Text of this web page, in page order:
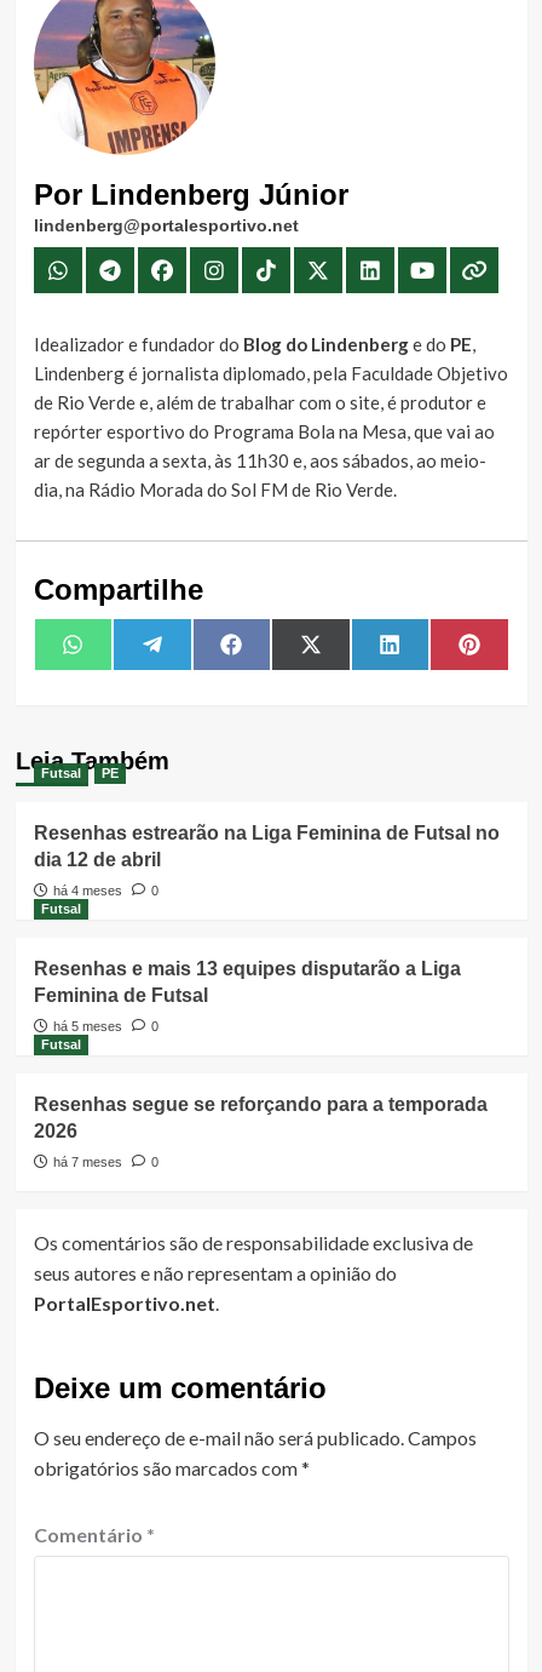
Por Lindenberg Júnior
lindenberg@portalesportivo.net
Idealizador e fundador do Blog do Lindenberge do PE,
Lindenberg é jornalista diplomado, pela Faculdade Objetivo
de Rio Verde e, além de trabalhar com o site, é produtor e
repórter esportivo do Programa Bola na Mesa, que vai ao
ar de segunda a sexta, às 11h30 e, aos sábados, ao meio-
dia, na Rádio Morada do Sol FM de Rio Verde.
Compartilhe
Share
on
WhatsAppShare
on
TelegramShare
on
FacebookShare
on
X
(Twitter)
Share
on
LinkedIn Share
on
Leia Também
Futsal PE
Resenhas estrearão na Liga Feminina de Futsal no
dia 12 de abril
há 4 meses
0
Futsal
Resenhas e mais 13 equipes disputarão a Liga
Feminina de Futsal
há 5 meses
0
Futsal
Resenhas segue se reforçando para a temporada
2026
há 7 meses 0
Os comentários são de responsabilidade exclusiva de
seus autores e não representam a opinião do
PortalEsportivo.net.
Deixe um comentário
O seu endereço de e-mail não será publicado.Campos
obrigatórios são marcados com*
Comentário *